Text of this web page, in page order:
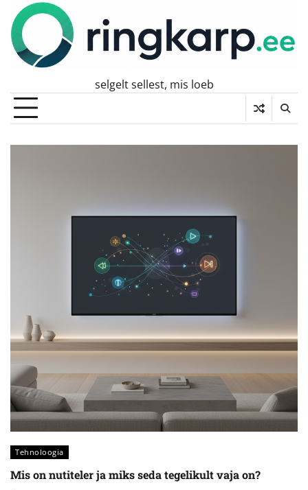
Skip
content
selgelt sellest, mis loeb
Tehnoloogia
Mis on nutiteler ja miks seda tegelikult vaja on?